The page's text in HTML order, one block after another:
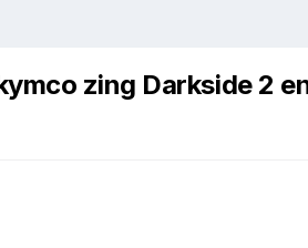
zing Darkside 2